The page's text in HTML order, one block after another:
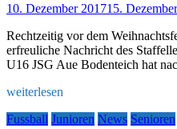
10. Dezember 201715.
Rechtzeitig vor dem
erfreuliche Nachricht des
U16 JSG Aue Bodenteich hat
weiterlesen
Fussball Junioren News Senioren